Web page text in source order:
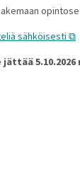
sähköisesti
5.10.2026